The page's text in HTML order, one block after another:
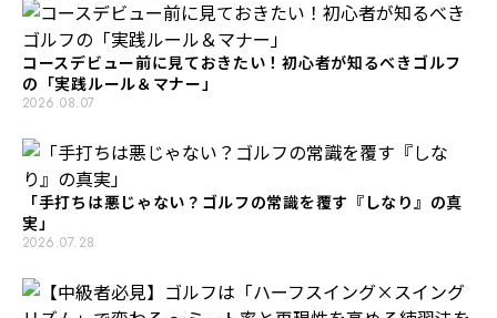
コースデビュー前に見ておきたい！初心者が知るべきゴルフ
の「実践ルール＆マナー」
2026.08.07
「手打ちは悪じゃない？ゴルフの常識を覆す『しなり』の真
実」
2026.07.28